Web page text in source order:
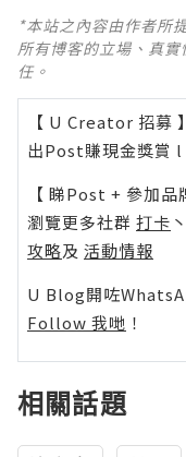
*本站之內容由作者所
所有博客的立場、真
任。
【 U Creator 招募 】
出Post賺現金獎賞 l
【 睇Post + 參加品
瀏覽更多社群 打卡 丶
攻略及 活動情報
U Blog開咗
Follow 我哋 ！
相關話題